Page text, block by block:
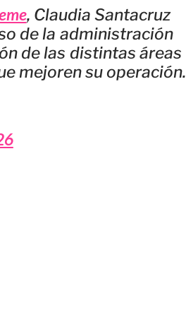
, Claudia Santacruz
de la administración
de las distintas áreas
mejoren su operación.